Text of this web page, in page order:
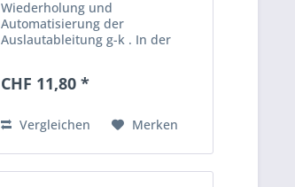
Wiederholung und
Automatisierung der
Auslautableitung g-k . In der
teilweise anspruchsvollen
ermöglichen den...
CHF 11,80 *
Vergleichen Merken